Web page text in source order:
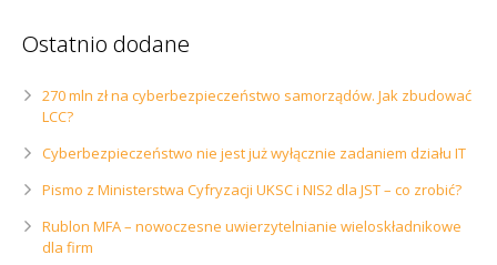
Ostatnio dodane
270 mln zł na cyberbezpieczeństwo samorządów. Jak zbudować
LCC?
Cyberbezpieczeństwo nie jest już wyłącznie zadaniem działu IT
Pismo z Ministerstwa Cyfryzacji UKSC i NIS2 dla JST – co zrobić?
Rublon MFA – nowoczesne uwierzytelnianie wieloskładnikowe
dla firm